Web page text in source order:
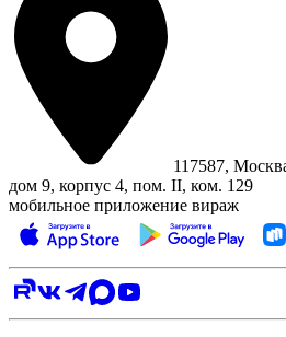
117587,
дом 9, корпус 4, пом. II, ком. 129
мобильное приложение вираж